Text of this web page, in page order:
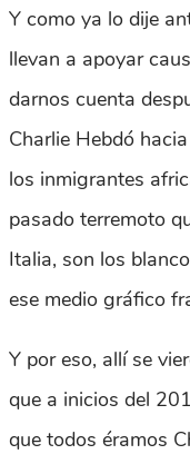
Y como ya lo dije
llevan a apoyar
darnos cuenta
Charlie Hebdó
los inmigrantes
pasado terremoto
Italia, son los
ese medio gráfico
Y por eso, allí se
que a inicios del
que todos éramos